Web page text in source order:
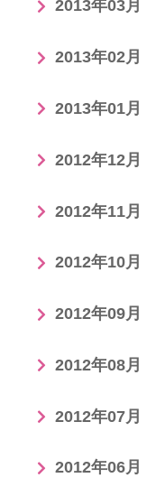
2013年03月
2013年02月
2013年01月
2012年12月
2012年11月
2012年10月
2012年09月
2012年08月
2012年07月
2012年06月